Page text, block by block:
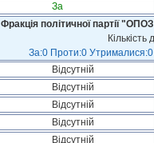
За
Фракція політичної партії
Кількість
За:0 Проти:0 Утрималися:0
Відсутній
Відсутній
Відсутній
Відсутній
Відсутній